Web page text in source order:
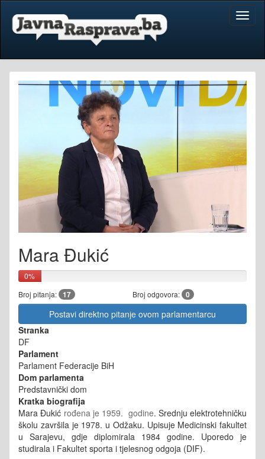
Mara Đukić
0%
Broj pitanja: 17 Broj odgovora: 0
Postavi direktno pitanje ovom parlamentarcu
Stranka
DF
Parlament
Parlament Federacije BiH
Dom parlamenta
Predstavnički dom
Kratka biografija
Mara Đukić rođena je 1959. godine. Srednju elektrotehničku
školu završila je 1978. u Odžaku. Upisuje Medicinski fakultet
u Sarajevu, gdje diplomirala 1984 godine. Uporedo je
studirala i Fakultet sporta i tjelesnog odgoja (DIF).